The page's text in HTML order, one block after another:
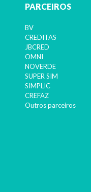
PARCEIROS
BV
CREDITAS
JBCRED
OMNI
NOVERDE
SUPER SIM
SIMPLIC
CREFAZ
Outros parceiros